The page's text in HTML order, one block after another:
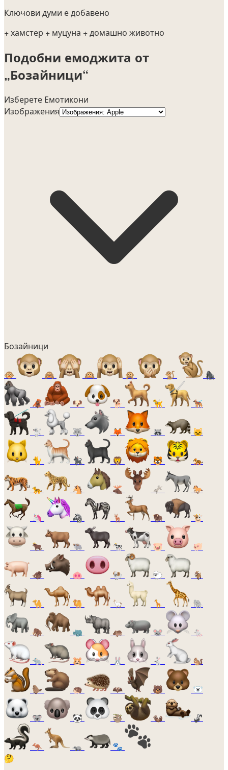
Ключови думи е добавено
+ хамстер + муцуна + домашно животно
Подобни емоджита от
„Бозайници“
Изберете Емотикони
Изображения
Бозайници
🐵 🙈 🙉 🙊 🐒 🦍
🦧 🐶 🐕 🦮 🐕‍🦺
🐩 🐺 🦊 🦝 🐱
🐈 🐈‍⬛ 🦁 🐯 🐅
🐆 🐴 🫎 🫏 🐎
🦄 🦓 🦌 🦬 🐮
🐂 🐃 🐄 🐷 🐖
🐗 🐽 🐏 🐑 🐐
🐪 🐫 🦙 🦒 🐘
🦣 🦏 🦛 🐭 🐁
🐀 🐹 🐰 🐇 🐿️
🦫 🦔 🦇 🐻 🐻‍❄️
🐨 🐼 🦥 🦦 🦨
🦘 🦡
🐾
🤔